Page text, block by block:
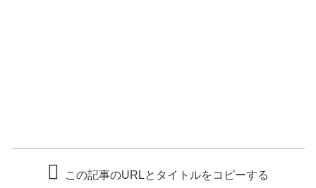
この記事のURLとタイトルをコピーする